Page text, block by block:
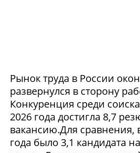
Рынок труда в России
развернулся в сторону
Конкуренция среди
2026 года достигла 8,7
вакансию.Для сравнения,
года было 3,1 кандидата